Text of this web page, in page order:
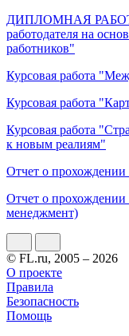
ДИПЛОМНАЯ РАБОТА
работодателя на
работников"
Курсовая работа
Курсовая работа
Курсовая работа
к новым реалиям"
Отчет о прохождении
Отчет о
менеджмент)
© FL.ru, 2005 – 2026
О проекте
Правила
Безопасность
Помощь